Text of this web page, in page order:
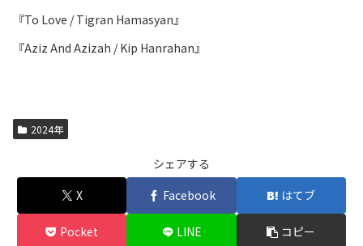
『To Love / Tigran Hamasyan』
『Aziz And Azizah / Kip Hanrahan』
2024年
シェアする
X
Facebook はてブ
Pocket LINE コピー